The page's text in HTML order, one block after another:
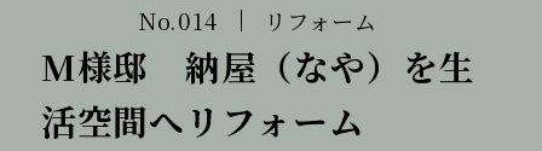
Arie Line Up
014
リフォーム
M様邸 納屋（なや）を生
活空間へリフォーム